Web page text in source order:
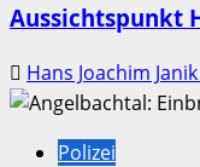
Aussichtspunkt
Hans Joachim Janik
Polizei